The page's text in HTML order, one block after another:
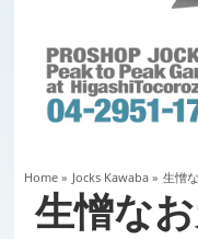
Home» Jocks Kawaba » 生憎
生憎なお